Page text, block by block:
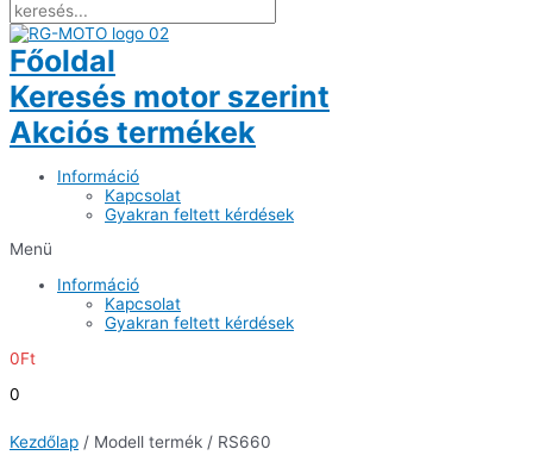
Főoldal
Keresés motor szerint
Akciós termékek
Információ
Kapcsolat
Gyakran feltett kérdések
Menü
Információ
Kapcsolat
Gyakran feltett kérdések
0Ft
0
Kezdőlap / Modell termék / RS660